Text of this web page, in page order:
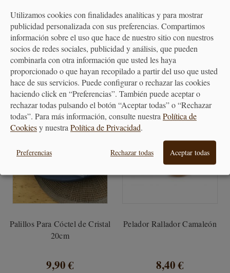
Pajitas Acero Inoxidable
Doradas
30,46 €
Pajitas Reutilizables Acero
Inoxidable -...
19,60 €
Palillos Para Cóctel de Cristal
20cm
9,90 €
Pelador Rallador Camaleón
8,40 €
Utilizamos cookies con finalidades analíticas y para mostrar
publicidad personalizada con sus preferencias. Compartimos
información sobre el uso que hace de nuestro sitio con nuestros
socios de redes sociales, publicidad y análisis, que pueden
combinarla con otra información que usted les haya
proporcionado o que hayan recopilado a partir del uso que usted
hace de sus servicios. Puede configurar o rechazar las cookies
haciendo click en “Preferencias”. También puede aceptar o
rechazar todas pulsando el botón “Aceptar todas” o “Rechazar
todas”. Para más información, consulte nuestraPolítica de
Cookiesy nuestraPolítica de Privacidad.
Preferencias Rechazar todas Aceptar todas